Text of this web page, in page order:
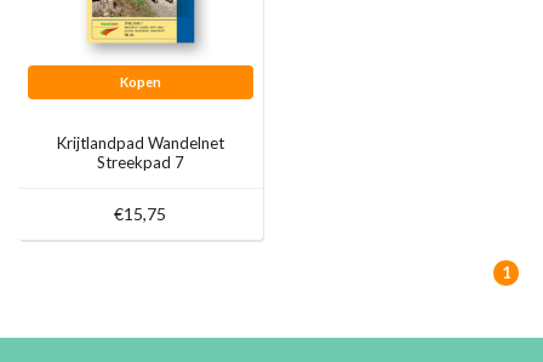
Kopen
Krijtlandpad Wandelnet
Streekpad 7
€15,75
1